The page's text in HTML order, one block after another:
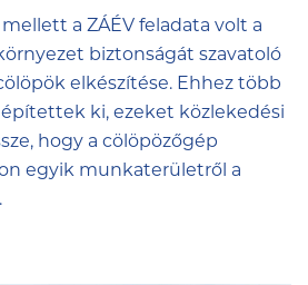
a ZÁÉV feladata volt a
biztonságát szavatoló
elkészítése. Ehhez több
ki, ezeket közlekedési
hogy a cölöpözőgép
egyik munkaterületről a